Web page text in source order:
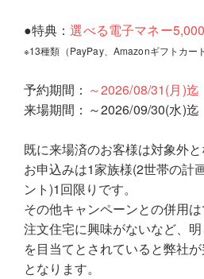
●特典：選べる電子マネー
※13種類（PayPay、Amazonギフトカー
予約期間： ～2026/08/31(月)迄
来場期間：～2026/09/30(水)迄
既に来場済のお客様は対象外と
お申込みは1家族様(2世帯の計
ント)1回限りです。
その他キャンペーンとの併用は
注文住宅に興味がないなど、
を目当てとされていると弊社
となります。